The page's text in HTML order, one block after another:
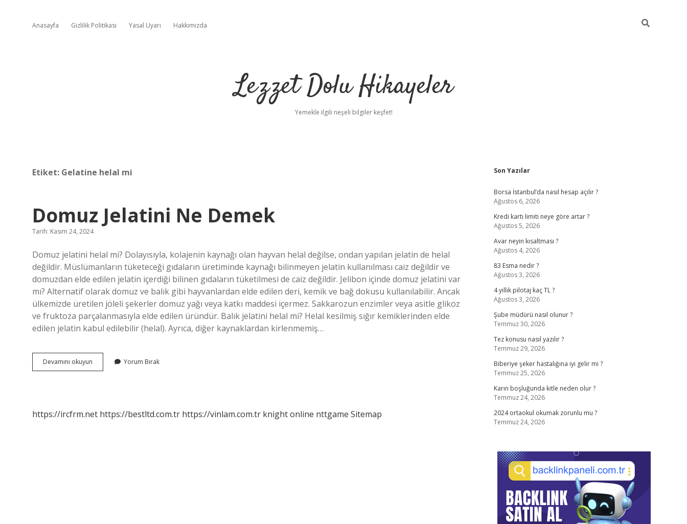
Anasayfa Gizlilik Politikası Yasal Uyarı Hakkımızda
Lezzet Dolu Hikayeler
Yemekle ilgili neşeli bilgiler keşfet!
Etiket: Gelatine helal mi
Domuz Jelatini Ne Demek
Tarih: Kasım 24, 2024
Domuz jelatini helal mi? Dolayısıyla, kolajenin kaynağı olan hayvan helal değilse, ondan yapılan jelatin de helal
değildir. Müslümanların tüketeceği gıdaların üretiminde kaynağı bilinmeyen jelatin kullanılması caiz değildir ve
domuzdan elde edilen jelatin içerdiği bilinen gıdaların tüketilmesi de caiz değildir. Jelibon içinde domuz jelatini var
mı? Alternatif olarak domuz ve balık gibi hayvanlardan elde edilen deri, kemik ve bağ dokusu kullanılabilir. Ancak
ülkemizde üretilen jöleli şekerler domuz yağı veya katkı maddesi içermez. Sakkarozun enzimler veya asitle glikoz
ve fruktoza parçalanmasıyla elde edilen üründür. Balık jelatini helal mi? Helal kesilmiş sığır kemiklerinden elde
edilen jelatin kabul edilebilir (helal). Ayrıca, diğer kaynaklardan kirlenmemiş…
Devamını okuyun
Jelatini
Yorum Bırak
https://ircfrm.net https://bestltd.com.tr https://vinlam.com.tr knight online nttgame Sitemap
Sidebar
Son Yazılar
Borsa İstanbul’da nasıl hesap açılır ?
Ağustos 6, 2026
Kredi kartı limiti neye göre artar ?
Ağustos 5, 2026
Avar neyin kısaltması ?
Ağustos 4, 2026
83 Esma nedir ?
Ağustos 3, 2026
4 yıllık pilotaj kaç TL ?
Ağustos 3, 2026
Şube müdürü nasıl olunur ?
Temmuz 30, 2026
Tez konusu nasıl yazılır ?
Temmuz 29, 2026
Biberiye şeker hastalığına iyi gelir mi ?
Temmuz 25, 2026
Karın boşluğunda kitle neden olur ?
Temmuz 24, 2026
2024 ortaokul okumak zorunlu mu ?
Temmuz 24, 2026